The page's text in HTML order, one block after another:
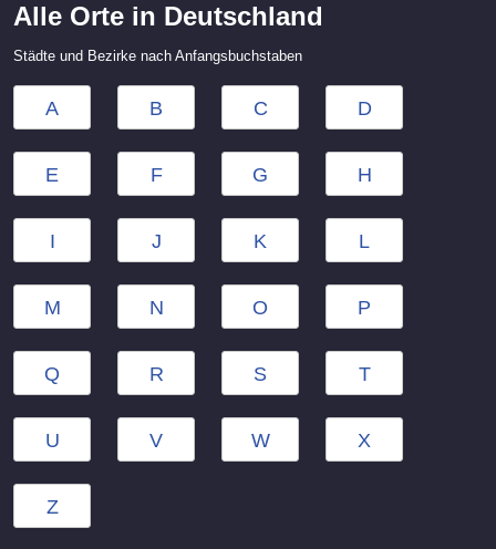
Alle Orte in Deutschland
Städte und Bezirke nach Anfangsbuchstaben
A B C D
E F G H
I J K L
M N O P
Q R S T
U V W X
Z